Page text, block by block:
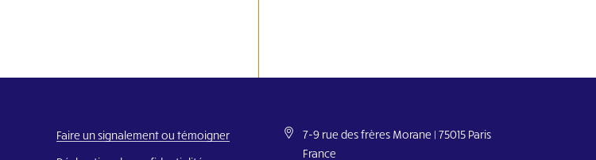
Faire un signalement ou témoigner
7-9 rue des frères Morane | 75015 Paris
France